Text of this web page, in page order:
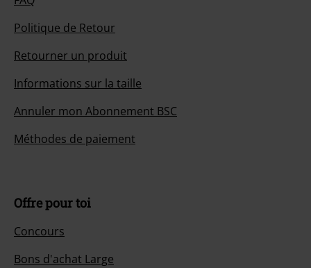
Politique de Retour
Retourner un produit
Informations sur la taille
Annuler mon Abonnement BSC
Méthodes de paiement
Offre pour toi
Concours
Bons d'achat Large